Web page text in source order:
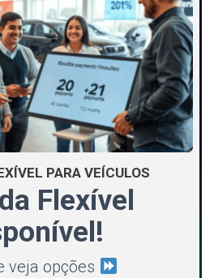
PARA VEÍCULOS
Flexível
veja opções